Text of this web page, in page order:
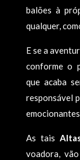
balões à
qualquer,
E se a
conforme o
que acaba
responsável
As tais
voadora,